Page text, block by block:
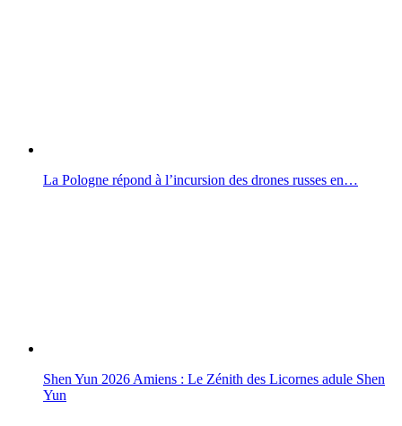
La Pologne répond à l’incursion des drones russes en…
Shen Yun 2026 Amiens : Le Zénith des Licornes adule Shen
Yun